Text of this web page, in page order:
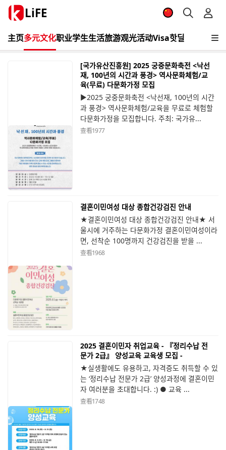
LiFE
主页多元文化职业学生生活旅游观光活动Visa핫딜
[국가유산진흥원] 2025 궁중문화축전 <낙선
재, 100년의 시간과 풍경> 역사문화체험/교
육(무료) 다문화가정 모집
▶2025 궁중문화축전 <낙선재, 100년의 시간
과 풍경> 역사문화체험/교육을 무료로 체험할
다문화가정을 모집합니다. 주최: 국가유...
查看1977
결혼이민여성 대상 종합건강검진 안내
★결혼이민여성 대상 종합건강검진 안내★ 서
울시에 거주하는 다문화가정 결혼이민여성이라
면, 선착순 100명까지 건강검진을 받을 ...
查看1968
2025 결혼이민자 취업교육 - 『정리수납 전
문가 2급』 양성교육 교육생 모집 -
★실생활에도 유용하고, 자격증도 취득할 수 있
는 ‘정리수납 전문가 2급’ 양성과정에 결혼이민
자 여러분을 초대합니다. :) ● 교육 ...
查看1748